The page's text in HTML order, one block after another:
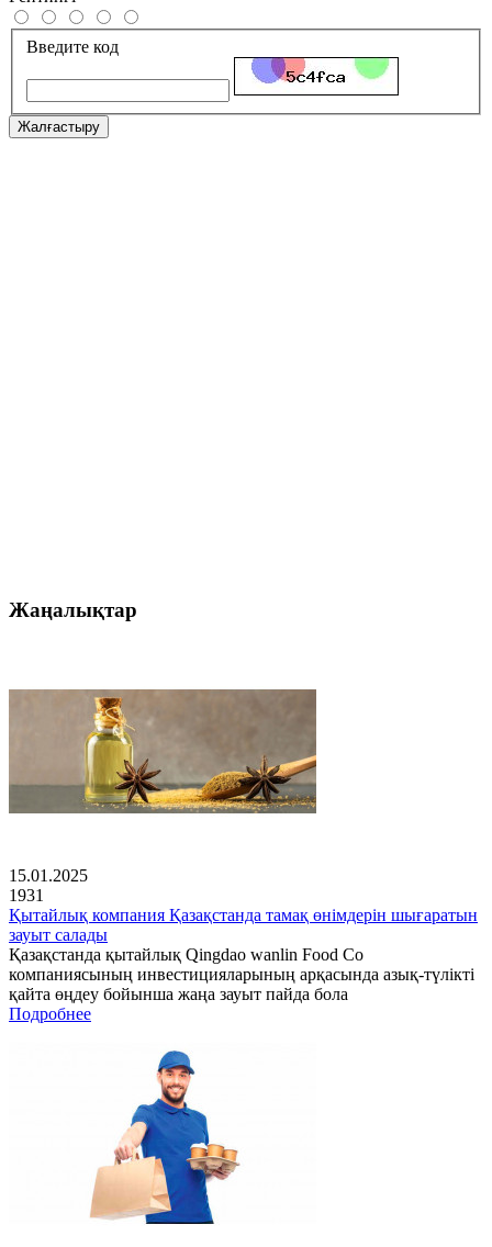
Введите код
Жалғастыру
Жаңалықтар
15.01.2025
1931
Қытайлық компания Қазақстанда тамақ өнімдерін шығаратын
зауыт салады
Қазақстанда қытайлық Qingdao wanlin Food Co
компаниясының инвестицияларының арқасында азық-түлікті
қайта өңдеу бойынша жаңа зауыт пайда бола
Подробнее